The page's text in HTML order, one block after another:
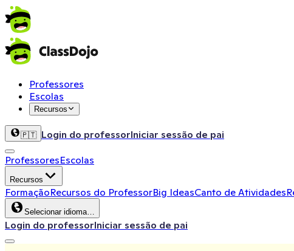
Professores
Escolas
Recursos
🇵🇹 Login do professorIniciar sessão de pai
ProfessoresEscolas
Recursos
FormaçãoRecursos do ProfessorBig IdeasCanto de Atividades
Selecionar idioma…
Login do professorIniciar sessão de pai